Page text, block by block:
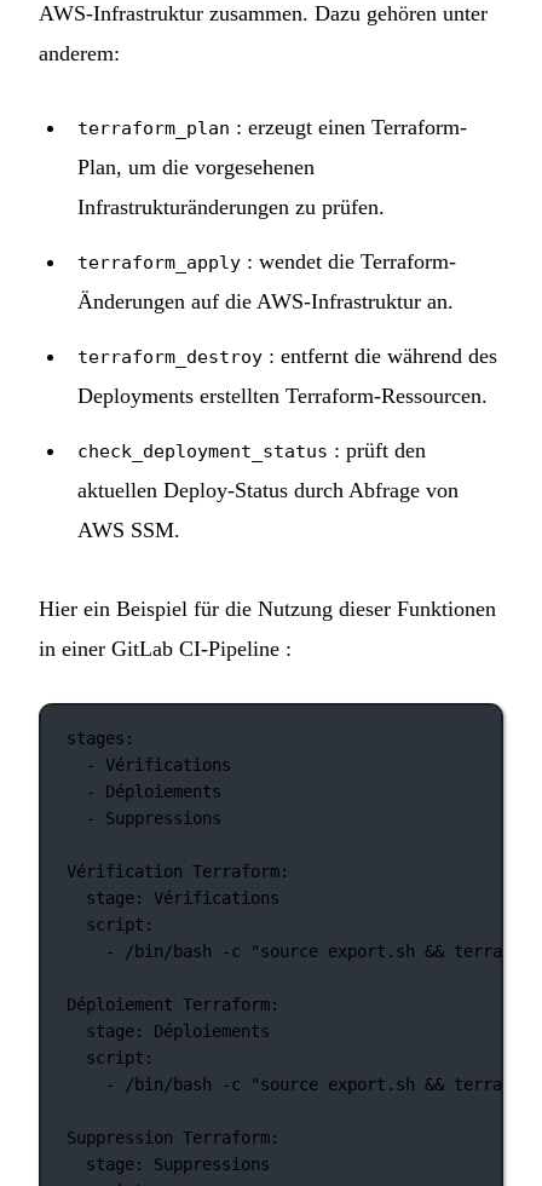
AWS-Infrastruktur zusammen. Dazu gehören unter
anderem:
terraform_plan : erzeugt einen Terraform-
Plan, um die vorgesehenen
Infrastrukturänderungen zu prüfen.
terraform_apply : wendet die Terraform-
Änderungen auf die AWS-Infrastruktur an.
terraform_destroy : entfernt die während des
Deployments erstellten Terraform-Ressourcen.
check_deployment_status : prüft den
aktuellen Deploy-Status durch Abfrage von
AWS SSM.
Hier ein Beispiel für die Nutzung dieser Funktionen
in einer GitLab CI-Pipeline :
stages :
- Vérifications
- Déploiements
- Suppressions
Vérification Terraform:
stage: Vérifications
script :
-
/bin/bash -c "source export.sh &&
Déploiement Terraform:
stage: Déploiements
script :
-
/bin/bash -c "source export.sh &&
Suppression Terraform:
stage: Suppressions